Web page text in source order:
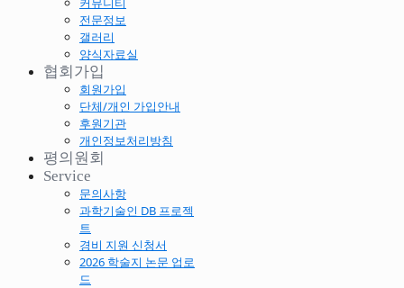
전문정보
갤러리
양식자료실
협회가입
회원가입
단체/개인 가입안내
후원기관
개인정보처리방침
평의원회
Service
문의사항
과학기술인 DB 프로젝
트
경비 지원 신청서
2026 학술지 논문 업로
드